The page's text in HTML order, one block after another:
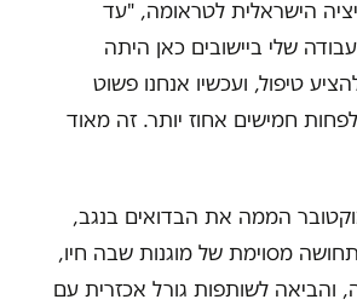
הישראלית לטראומה, "עד
שלי ביישובים כאן היתה
טיפול, ועכשיו אנחנו פשוט
חמישים אחוז יותר. זה מאוד
ה-7 באוקטובר הממה את הבדואים בנגב,
מסוימת של מוגנות שבה חיו,
והביאה לשותפות גורל אכזרית עם